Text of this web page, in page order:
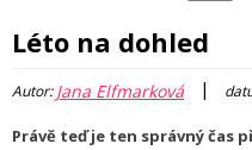
Léto na dohled
Autor:Jana Elfmarková |
Právě teď je ten správný čas